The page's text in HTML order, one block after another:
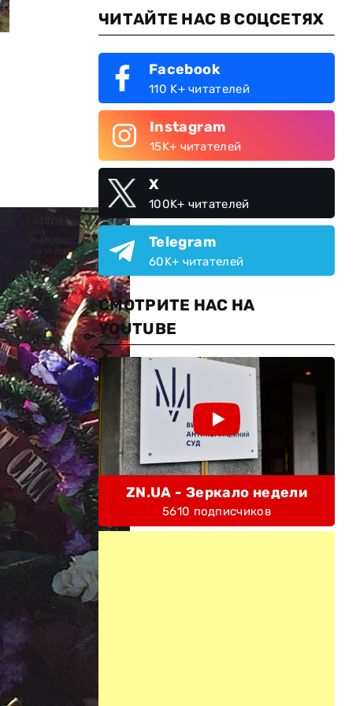
ЧИТАЙТЕ НАС В СОЦСЕТЯХ
Facebook
110 K+ читателей
Instagram
15K+ читателей
X
100K+ читателей
Telegram
60K+ читателей
СМОТРИТЕ НАС НА
YOUTUBE
ZN.UA - Зеркало недели
5610 подписчиков